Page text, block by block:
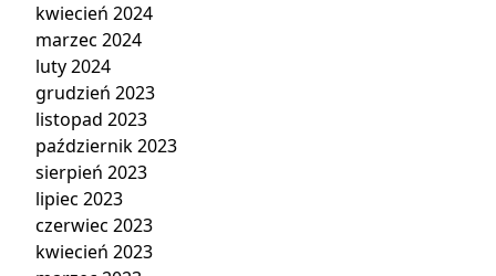
kwiecień 2024
marzec 2024
luty 2024
grudzień 2023
listopad 2023
październik 2023
sierpień 2023
lipiec 2023
czerwiec 2023
kwiecień 2023